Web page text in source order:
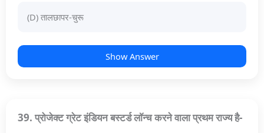
(D) तालछापर-चुरू
Show Answer
39. प्रोजेक्ट ग्रेट इंडियन बस्टर्ड लॉन्च करने वाला प्रथम राज्य है-